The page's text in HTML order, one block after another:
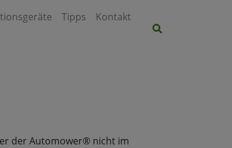
Tipps
Kontakt
der Automower® nicht im